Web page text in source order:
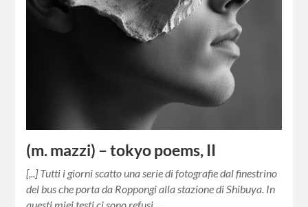
(m. mazzi) – tokyo poems, II
[,..] Tutti i giorni scatto una serie di fotografie dal finestrino
del bus che porta da Roppongi alla stazione di Shibuya. In
questi miei testi ci sono refusi,…